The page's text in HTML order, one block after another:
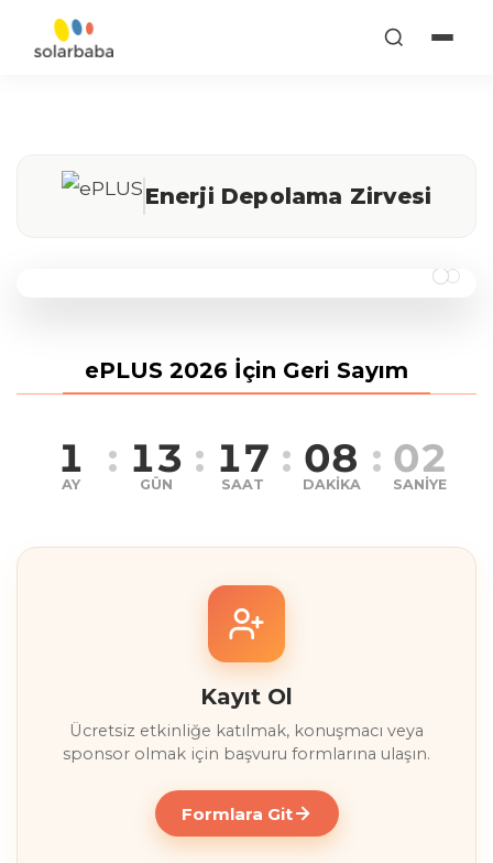
Enerji Depolama Zirvesi
22-23 EYLÜL 2026 · CERMODERN,
ANKARA
Kayıtlarımız Başladı
Hemen Kayıt Ol
ePLUS 2026 İçin Geri Sayım
1
AY
: 13
GÜN
: 17
SAAT
: 08
DAKİKA
: 02
SANİYE
Kayıt Ol
Ücretsiz etkinliğe katılmak, konuşmacı veya
sponsor olmak için başvuru formlarına ulaşın.
Formlara Git